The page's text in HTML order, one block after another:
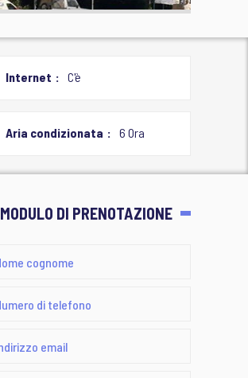
Internet C'è
Aria condizionata 6 Ora
MODULO DI PRENOTAZIONE